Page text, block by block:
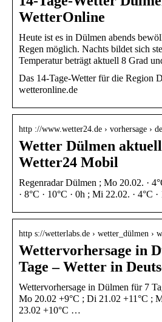
WetterOnline
Heute ist es in Dülmen abends
Regen möglich. Nachts bildet sich
Temperatur beträgt aktuell 8 Grad
Das 14-Tage-Wetter für die Region
wetteronline.de
http ://www.wetter24.de › vorhersage ›
Wetter Dülmen
Wetter24 Mobil
Regenradar Dülmen ; Mo 20.02. ·
· 8°C · 10°C · 0h ; Mi 22.02. · 4°C
http s://wetterlabs.de › wetter_dülmen ›
Wettervorhersage in
Tage – Wetter in
Wettervorhersage in Dülmen für 7
Mo 20.02 +9°C ; Di 21.02 +11°C ;
23.02 +10°C …